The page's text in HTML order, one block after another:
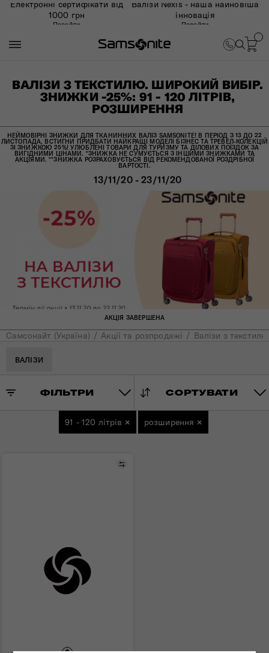
Електронні сертифікати від
1000 грн
Перейти
Валізи Nexis - наша найновіша
інновація
Перейти
ВАЛІЗИ З ТЕКСТИЛЮ. ШИРОКИЙ ВИБІР.
ЗНИЖКИ -25%: 91 - 120 ЛІТРІВ,
РОЗШИРЕННЯ
НЕЙМОВІРНІ ЗНИЖКИ ДЛЯ ТКАНИННИХ ВАЛІЗ SAMSONITE! В ПЕРІОД З 13 ДО 22
ЛИСТОПАДА, ВСТИГНИ ПРИДБАТИ НАЙКРАЩІ МОДЕЛІ БІЗНЕС ТА ТРЕВЕЛ-КОЛЕКЦІЙ
ЗІ ЗНИЖКОЮ 25%! УЛЮБЛЕНІ ТОВАРИ ДЛЯ ТУРИЗМУ ТА ДІЛОВИХ ПОЇЗДОК ЗА
ВИГІДНИМИ ЦІНАМИ. *ЗНИЖКА НЕ СУМУЄТЬСЯ З ІНШИМИ ЗНИЖКАМИ ТА
АКЦІЯМИ. **ЗНИЖКА РОЗРАХОВУЄТЬСЯ ВІД РЕКОМЕНДОВАНОЇ РОЗДРІБНОЇ
ВАРТОСТІ.
13/11/20 - 23/11/20
АКЦІЯ ЗАВЕРШЕНА
Самсонайт (Україна) Акції та розпродажі Валізи з
ВАЛІЗИ
ФІЛЬТРИ СОРТУВАТИ
91 - 120 літрів × розширення ×
Порівняти